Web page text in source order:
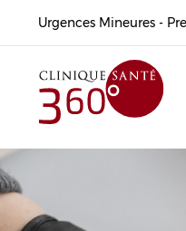
Urgences Mineures -